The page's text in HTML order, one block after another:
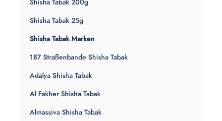
Shisha Tabak 200g
Shisha Tabak 25g
Shisha Tabak Marken
187 Straßenbande Shisha Tabak
Adalya Shisha Tabak
Al Fakher Shisha Tabak
Almassiva Shisha Tabak